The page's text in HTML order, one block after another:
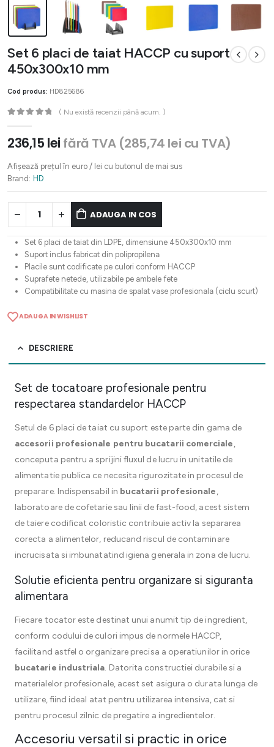
Set 6 placi de taiat HACCP cu suport
450x300x10 mm
Cod produs: HD825686
( Nu există recenzii până acum. )
236,15 lei fără TVA (285,74 lei cu TVA)
Afișează prețul în euro / lei cu butonul de mai sus
Brand: HD
ADAUGA IN COS
Set 6 placi de taiat din LDPE, dimensiune 450x300x10 mm
Suport inclus fabricat din polipropilena
Placile sunt codificate pe culori conform HACCP
Suprafete netede, utilizabile pe ambele fete
Compatibilitate cu masina de spalat vase profesionala (ciclu scurt)
ADAUGA IN WISHLIST
DESCRIERE
Set de tocatoare profesionale pentru
respectarea standardelor HACCP
Setul de 6 placi de taiat cu suport este parte din gama de
accesorii profesionale pentru bucatarii comerciale,
conceputa pentru a sprijini fluxul de lucru in unitatile de
alimentatie publica ce necesita rigurozitate in procesul de
preparare. Indispensabil in bucatarii profesionale,
laboratoare de cofetarie sau linii de fast-food, acest sistem
de taiere codificat coloristic contribuie activ la separarea
corecta a alimentelor, reducand riscul de contaminare
incrucisata si imbunatatind igiena generala in zona de lucru.
Solutie eficienta pentru organizare si siguranta
alimentara
Fiecare tocator este destinat unui anumit tip de ingredient,
conform codului de culori impus de normele HACCP,
facilitand astfel o organizare precisa a operatiunilor in orice
bucatarie industriala. Datorita constructiei durabile si a
materialelor profesionale, acest set asigura o durata lunga de
utilizare, fiind ideal atat pentru utilizarea intensiva, cat si
pentru procesul zilnic de pregatire a ingredientelor.
Accesoriu versatil si practic in orice